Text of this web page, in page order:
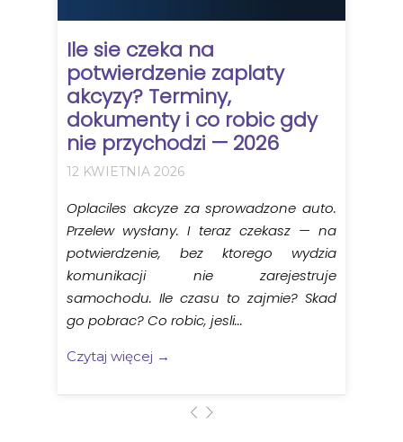
Ile sie czeka na
potwierdzenie zaplaty
akcyzy? Terminy,
dokumenty i co robic gdy
nie przychodzi — 2026
12 KWIETNIA 2026
Oplaciles akcyze za sprowadzone auto.
Przelew wysłany. I teraz czekasz — na
potwierdzenie, bez ktorego wydzia
komunikacji nie zarejestruje
samochodu. Ile czasu to zajmie? Skad
go pobrac? Co robic, jesli...
Czytaj więcej →